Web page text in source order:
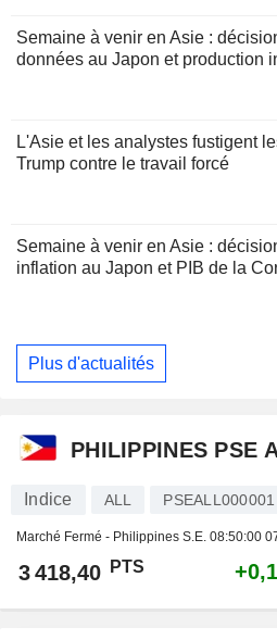
Semaine à venir en Asie :
données au Japon et production
L'Asie et les analystes fustigent
Trump contre le travail forcé
Semaine à venir en Asie :
inflation au Japon et PIB de la
Plus d'actualités
PHILIPPINES PSE
Indice ALL PSEALL000001
Marché Fermé - Philippines S.E. 08:50:00
3 418,40 PTS